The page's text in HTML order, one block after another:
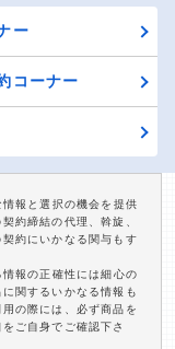
ー
コーナー
報と選択の機会を提供
約締結の代理、斡旋、
約にいかなる関与もす
報の正確性には細心の
関するいかなる情報も
の際には、必ず商品を
ご自身でご確認下さ